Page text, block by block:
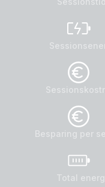
Besparing per
Total